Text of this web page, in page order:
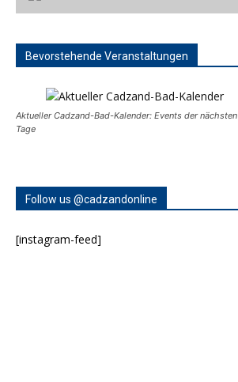
Bevorstehende Veranstaltungen
Aktueller Cadzand-Bad-Kalender: Events der nächsten
Tage
Follow us @cadzandonline
[instagram-feed]